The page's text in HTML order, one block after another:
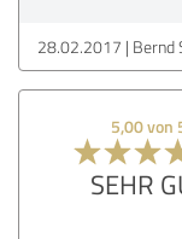
28.02.2017 Bernd
5,00 von
SEHR